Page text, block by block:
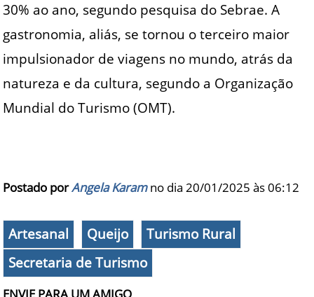
30% ao ano, segundo pesquisa do Sebrae. A
gastronomia, aliás, se tornou o terceiro maior
impulsionador de viagens no mundo, atrás da
natureza e da cultura, segundo a Organização
Mundial do Turismo (OMT).
Postado porAngela Karamno dia 20/01/2025 às06:12
Artesanal Queijo
Turismo Rural
Secretaria de Turismo